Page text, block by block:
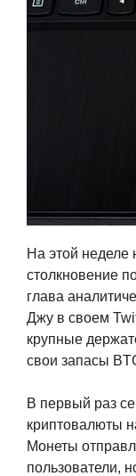
На этой неделе
столкновение
глава
Джу в своем
крупные
свои запасы
В первый раз
криптовалюты
Монеты
пользователи,